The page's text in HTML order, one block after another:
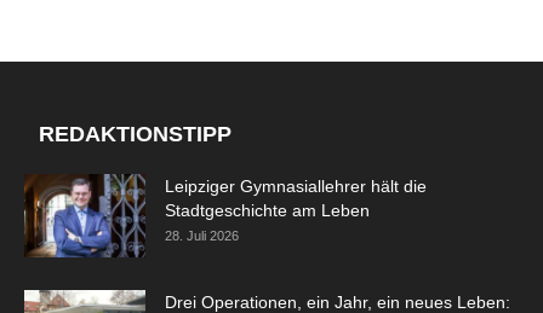
REDAKTIONSTIPP
Leipziger Gymnasiallehrer hält die
Stadtgeschichte am Leben
28. Juli 2026
Drei Operationen, ein Jahr, ein neues Leben: